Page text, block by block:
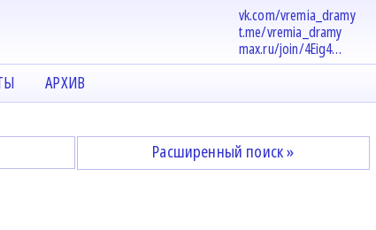
vk.com/vremia_dramy
t.me/vremia_dramy
max.ru/join/4Eig4…
АРХИВ
Расширенный поиск »